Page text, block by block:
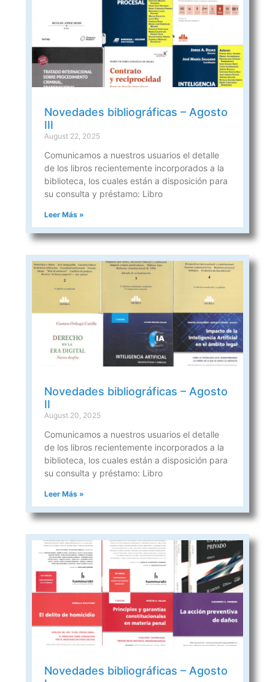
Novedades bibliográficas – Agosto
III
August 22, 2025
Comunicamos a nuestros usuarios el detalle
de los libros recientemente incorporados a la
biblioteca, los cuales están a disposición para
su consulta y préstamo: Libro
Leer Más »
Novedades bibliográficas – Agosto
II
August 20, 2025
Comunicamos a nuestros usuarios el detalle
de los libros recientemente incorporados a la
biblioteca, los cuales están a disposición para
su consulta y préstamo: Libro
Leer Más »
Novedades bibliográficas – Agosto